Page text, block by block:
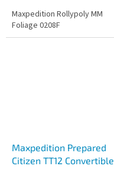
Maxpedition Rollypoly MM
Foliage 0208F
Maxpedition Prepared
Citizen TT12 Convertible